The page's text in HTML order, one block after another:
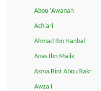
Abou ‘Awanah
Ach'ari
Ahmad Ibn Hanbal
Anas Ibn Malik
Asma Bint Abou Bakr
Awza'i